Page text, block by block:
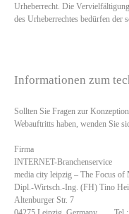
Urheberrecht. Die
des Urheberrechtes bedürfen der
Informationen zum
Sollten Sie Fragen zur
Webauftritts haben, wenden Sie
Firma
INTERNET-Branchenservice
media city leipzig – The Focus of
Dipl.-Wirtsch.-Ing. (FH) Tino
Altenburger Str. 7